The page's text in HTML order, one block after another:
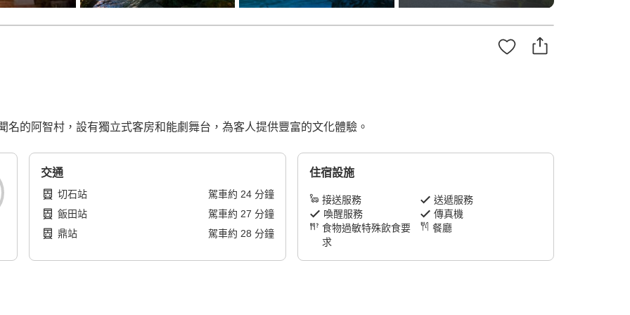
的阿智村，設有獨立式客房和能劇舞台，為客人提供豐富的文化體驗。
交通
切石站 駕車約 24分鐘
飯田站
駕車約 27 分鐘
鼎站
駕車約 28 分鐘
住宿設施
接送服務
送遞服務
喚醒服務
傳真機
食物過敏特殊飲食要
求
餐廳